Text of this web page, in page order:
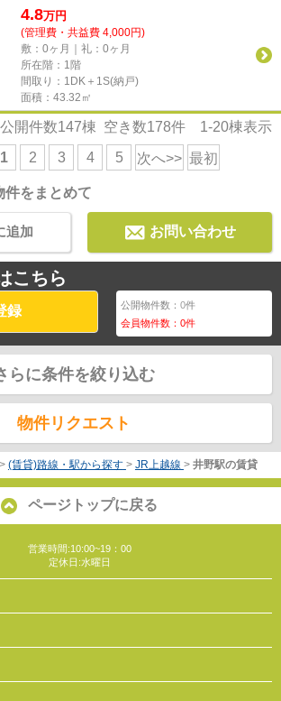
4.8万円
(管理費・共益費 4,000円)
敷：0ヶ月｜礼：0ヶ月
所在階：1階
間取り：1DK＋1S(納戸)
面積：43.32㎡
開件数147棟 空き数178件 1-20棟表示
1 2 3 4 5 次へ>> 最初
件をまとめて
お問い合わせ
追加
こちら
録 公開物件数：0件
会員物件数：0件
らに条件を絞り込む
物件リクエスト
> (賃貸)路線・駅から探す > JR上越線 > 井野駅の賃貸
ページトップに戻る
営業時間:10:00~19：00
定休日:水曜日